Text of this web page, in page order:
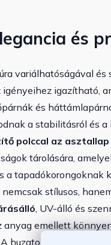
és
variálhatóságával
igényeihez igazítható,
és
a stabilitásról és
polccal az
tárolására,
a tapadókorongoknak
stílusos,
, UV-álló és
anyag emellett
huzatok cipzárral